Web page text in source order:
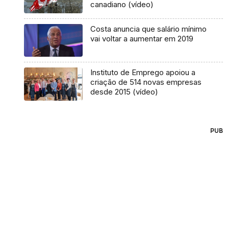
canadiano (vídeo)
Costa anuncia que salário mínimo
vai voltar a aumentar em 2019
Instituto de Emprego apoiou a
criação de 514 novas empresas
desde 2015 (vídeo)
PUB